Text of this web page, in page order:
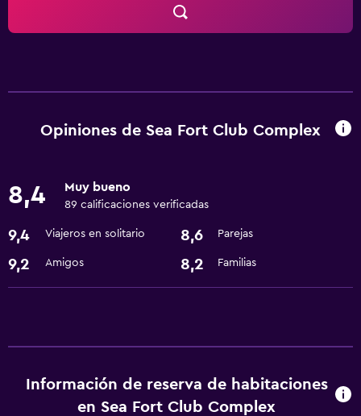
Opiniones de Sea Fort Club Complex
8,4 Muy bueno
89 calificaciones verificadas
9,4 Viajeros en solitario 8,6 Parejas
9,2 Amigos 8,2 Familias
Información de reserva de habitaciones
en Sea Fort Club Complex